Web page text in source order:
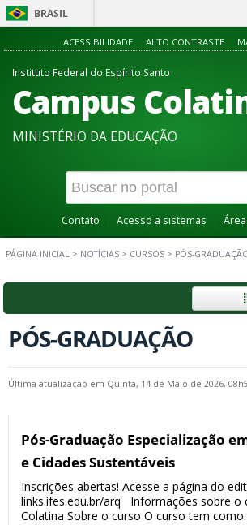
BRASIL
Acesso
ACESSIBILIDADE ALTO CONTRASTE
Instituto Federal do Espírito Santo
Campus
MINISTÉRIO DA EDUCAÇÃO
Contato Acesso a sistemas
PÁGINA INICIAL > NOTÍCIAS > CURSOS > PÓS-
PÓS-GRADUAÇÃO
Última atualização em Quinta, 14 de Maio de 2026,
Pós-Graduação Especialização
e Cidades Sustentáveis
Inscrições abertas! Acesse a página do
links.ifes.edu.br/arq Informações sobre o
Colatina Sobre o curso O curso tem